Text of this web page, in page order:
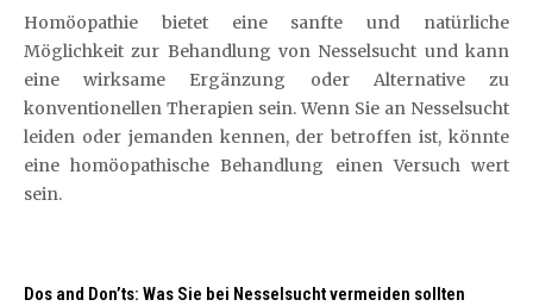
Homöopathie bietet eine sanfte und natürliche
Möglichkeit zur Behandlung von Nesselsucht und kann
eine wirksame Ergänzung oder Alternative zu
konventionellen Therapien sein. Wenn Sie an Nesselsucht
leiden oder jemanden kennen, der betroffen ist, könnte
eine homöopathische Behandlung einen Versuch wert
sein.
Dos and Don’ts: Was Sie bei Nesselsucht vermeiden sollten